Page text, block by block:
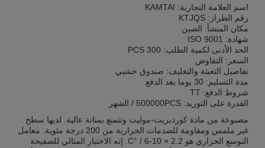
اسم العلامة التجارية: KAMTAI
رقم الطراز: KTJQS
مكان المنشأ: الصين
شهادة: ISO 9001
الحد الأدنى لكمية الطلب: 300 PCS
السعر: التفاوض
تفاصيل التعبئة والتغليف: صندوق خشبي
مدة التسليم: 30 يوما بعد الدفع
شروط الدفع: TT
القدرة على التوريد: 500000PCS / الشهر
مصنوعة من مادة كورديريت-موليت وتتمتع بمتانة عالية. لديها سطح
غير ملمس ومقاومة للصدمات الحرارية من 200 درجة مئوية. معامل
التوسع الحراري هو 2.2 × 10-6 / °C. إنه الاختيار المثالي للصفيحة